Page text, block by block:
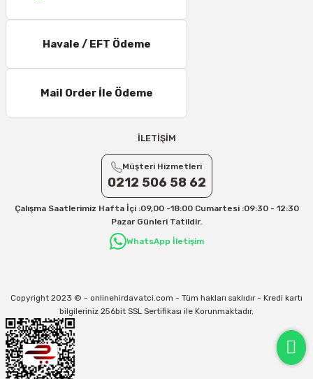
Havale / EFT Ödeme
Mail Order İle Ödeme
İLETİŞİM
Müşteri Hizmetleri
0212 506 58 62
Çalışma Saatlerimiz Hafta İçi :09,00 -18:00 Cumartesi :09:30 - 12:30
Pazar Günleri Tatildir.
WhatsApp İletişim
Copyright 2023 © - onlinehirdavatci.com - Tüm hakları saklıdır - Kredi kartı
bilgileriniz 256bit SSL Sertifikası ile Korunmaktadır.